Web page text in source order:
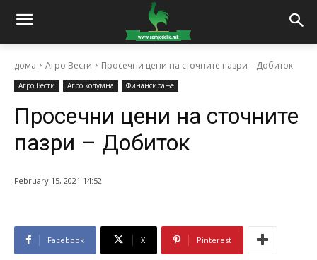
дома Агро Вести Просечни цени на сточните пазри – Добиток
Агро Вести Агро колумна Финансирање
Просечни цени на сточните
пазри – Добиток
February 15, 2021 14:52
Facebook X Pinterest